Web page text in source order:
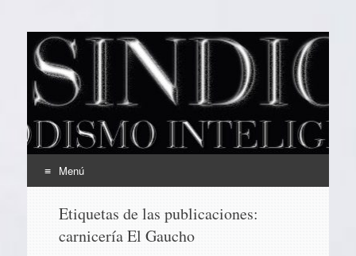
EL SINDICAL
Periodismo Inteligente
Menú
contenido
Etiquetas de las publicaciones:
carnicería El Gaucho